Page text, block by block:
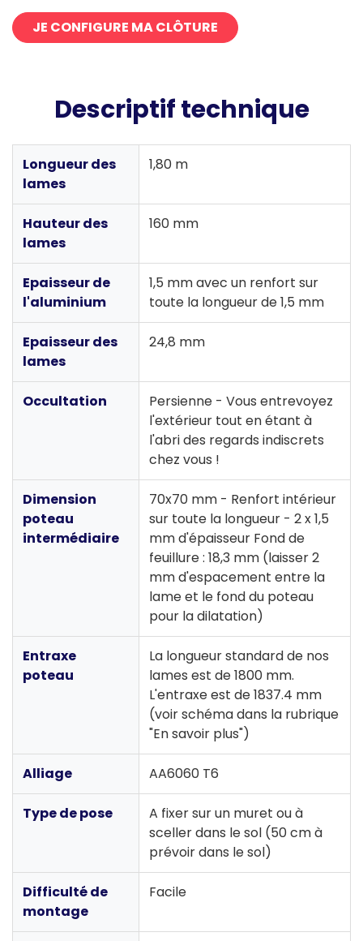
JE CONFIGURE MA CLÔTURE
Descriptif technique
Longueur des
lames
1,80 m
Hauteur des
lames
160 mm
Epaisseur de
l'aluminium
1,5 mm avec un renfort sur
toute la longueur de 1,5 mm
Epaisseur des
lames
24,8 mm
Occultation
Persienne - Vous entrevoyez
l'extérieur tout en étant à
l'abri des regards indiscrets
chez vous !
Dimension
poteau
intermédiaire
70x70 mm - Renfort intérieur
sur toute la longueur - 2 x 1,5
mm d'épaisseur Fond de
feuillure : 18,3 mm (laisser 2
mm d'espacement entre la
lame et le fond du poteau
pour la dilatation)
Entraxe
poteau
La longueur standard de nos
lames est de 1800 mm.
L'entraxe est de 1837.4 mm
(voir schéma dans la rubrique
"En savoir plus")
Alliage AA6060 T6
Type de pose
A fixer sur un muret ou à
sceller dans le sol (50 cm à
prévoir dans le sol)
Difficulté de
montage
Facile